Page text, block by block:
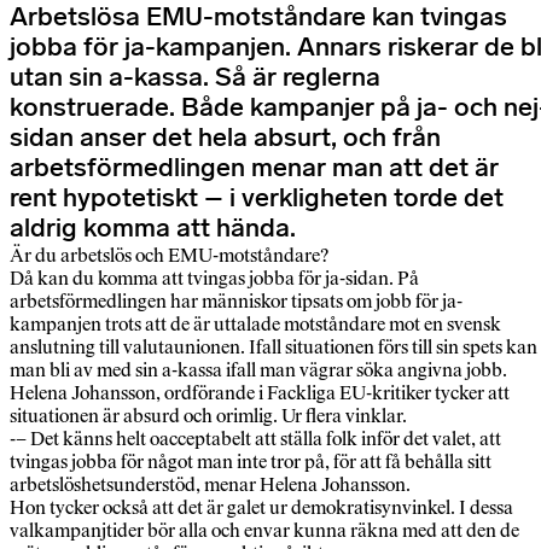
Arbetslösa EMU-motståndare kan tvingas
jobba för ja-kampanjen. Annars riskerar de
utan sin a-kassa. Så är reglerna
konstruerade. Både kampanjer på ja- och
sidan anser det hela absurt, och från
arbetsförmedlingen menar man att det är
rent hypotetiskt – i verkligheten torde det
aldrig komma att hända.
Är du arbetslös och EMU-motståndare?
Då kan du komma att tvingas jobba för ja-sidan. På
arbetsförmedlingen har människor tipsats om jobb för ja-
kampanjen trots att de är uttalade motståndare mot en svensk
anslutning till valutaunionen. Ifall situationen förs till sin spets kan
man bli av med sin a-kassa ifall man vägrar söka angivna jobb.
Helena Johansson, ordförande i Fackliga EU-kritiker tycker att
situationen är absurd och orimlig. Ur flera vinklar.
-– Det känns helt oacceptabelt att ställa folk inför det valet, att
tvingas jobba för något man inte tror på, för att få behålla sitt
arbetslöshetsunderstöd, menar Helena Johansson.
Hon tycker också att det är galet ur demokratisynvinkel. I dessa
valkampanjtider bör alla och envar kunna räkna med att den de